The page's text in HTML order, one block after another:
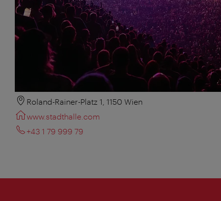
Roland-Rainer-Platz 1, 1150 Wien
www.stadthalle.com
+43 1 79 999 79